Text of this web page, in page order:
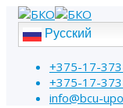
Русский
+375-17-
+375-17-
info@bcu-